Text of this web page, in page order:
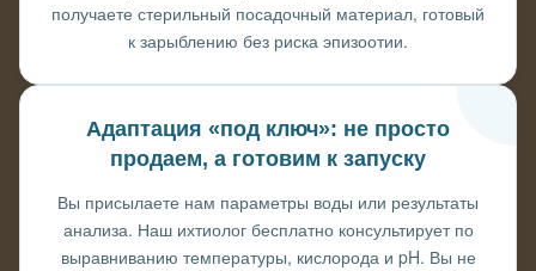
получаете стерильный посадочный материал, готовый
к зарыблению без риска эпизоотии.
Адаптация «под ключ»: не просто
продаем, а готовим к запуску
Вы присылаете нам параметры воды или результаты
анализа. Наш ихтиолог бесплатно консультирует по
выравниванию температуры, кислорода и pH. Вы не